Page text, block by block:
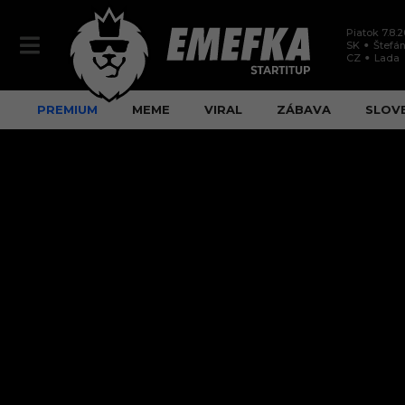
Piatok
SK
CZ
Lada
PREMIUM MEME VIRAL ZÁBAVA